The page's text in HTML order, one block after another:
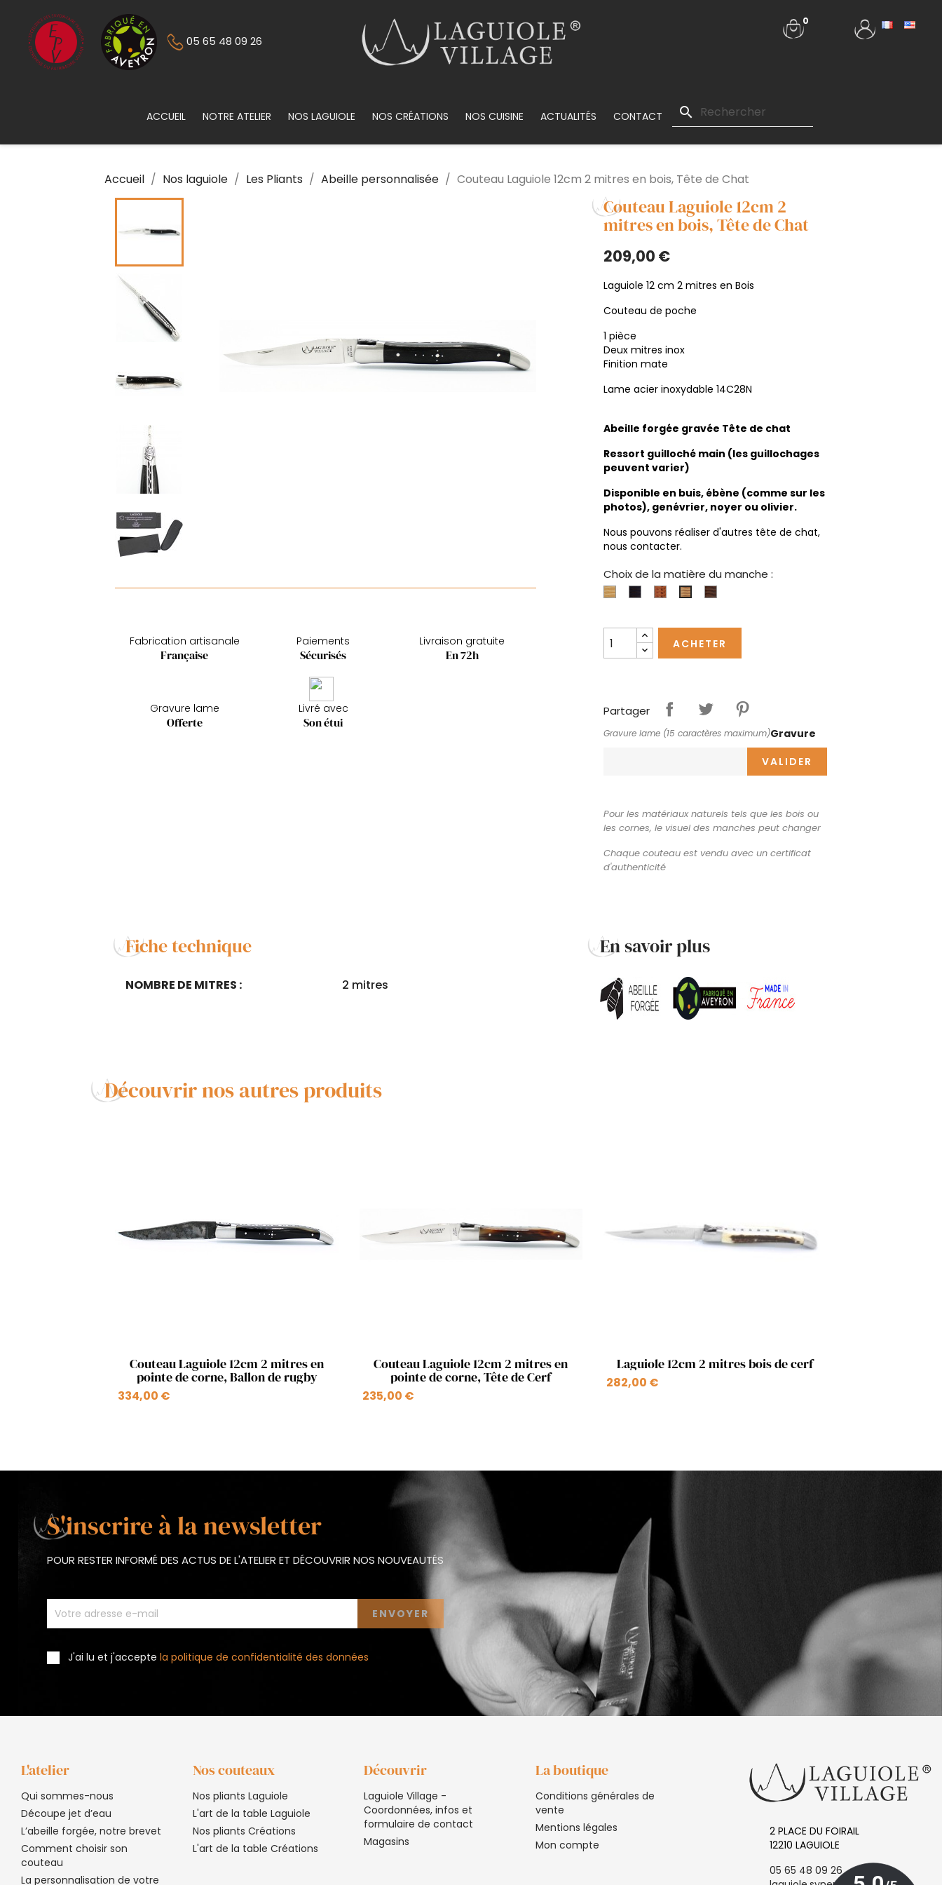
05 65 48 09 26
0
ACCUEIL NOTRE ATELIER NOS LAGUIOLE NOS CRÉATIONS NOS CUISINE ACTUALITÉS CONTACT search
Accueil Nos laguiole Les Pliants Abeille personnalisée Couteau Laguiole 12cm 2 mitres en bois, Tête de Chat
Fabrication artisanale
Française
Paiements
Sécurisés
Livraison gratuite
En 72h
Gravure lame
Offerte
Livré avec
Son étui
Couteau Laguiole 12cm 2
mitres en bois, Tête de Chat
209,00 €
Laguiole 12 cm 2 mitres en Bois
Couteau de poche
1 pièce
Deux mitres inox
Finition mate
Lame acier inoxydable 14C28N
Abeille forgée gravée Tête de chat
Ressort guilloché main (les guillochages
peuvent varier)
Disponible en buis, ébène (comme sur les
photos), genévrier, noyer ou olivier.
Nous pouvons réaliser d'autres tête de chat,
nous contacter.
Choix de la matière du manche :
Buis EbèneGenévrier
Olivier
ACHETER
Partager
Gravure
Gravure lame (15 caractères maximum)
VALIDER
Pour les matériaux naturels tels que les bois ou
les cornes, le visuel des manches peut changer
Chaque couteau est vendu avec un certificat
d'authenticité
Fiche technique
NOMBRE DE MITRES : 2 mitres
En savoir plus
Découvrir nos autres produits
Aperçu rapide
Couteau Laguiole 12cm 2 mitres en
pointe de corne, Ballon de rugby
334,00 €
Aperçu rapide
Couteau Laguiole 12cm 2 mitres en
pointe de corne, Tête de Cerf
235,00 €
Aperçu rapide
Laguiole 12cm 2 mitres bois de cerf
282,00 €
S'inscrire à la newsletter
POUR RESTER INFORMÉ DES ACTUS DE L'ATELIER ET DÉCOUVRIR NOS NOUVEAUTÉS
J'ai lu et j'acceptela politique de confidentialité des données
L'atelier
Qui sommes-nous
Découpe jet d’eau
L’abeille forgée, notre brevet
Comment choisir son
couteau
La personnalisation de votre
Nos couteaux
Nos pliants Laguiole
L'art de la table Laguiole
Nos pliants Créations
L'art de la table Créations
Découvrir
Laguiole Village -
Coordonnées, infos et
formulaire de contact
Magasins
La boutique
Conditions générales de
vente
Mentions légales
Mon compte
2 PLACE DU FOIRAIL
12210 LAGUIOLE
05 65 48 09 26